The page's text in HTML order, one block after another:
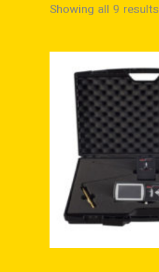
Showing all 9 results